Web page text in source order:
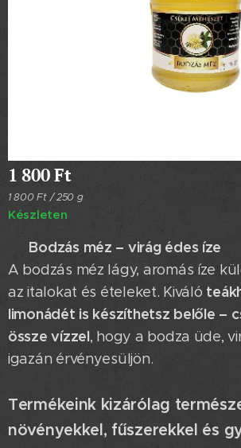
1 800Ft
1 800 Ft / 250 g
Készleten
Bodzás méz – virág édes íze
A bodzás méz lágy, aromás íze
az italokat és ételeket. Kiváló
limonádét is készíthetsz belőle –
össze vízzel, hogy a bodza üde,
igazán érvényesüljön.
Termékeink kizárólag
növényekkel, fűszerekkel és